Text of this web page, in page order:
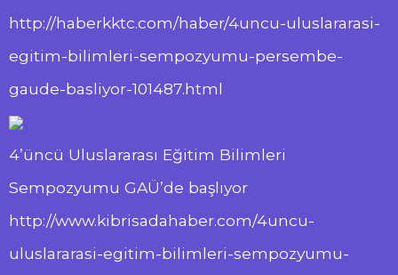
http://haberkktc.com/haber/4uncu-uluslararasi-
egitim-bilimleri-sempozyumu-persembe-
gaude-basliyor-101487.html
4’üncü Uluslararası Eğitim Bilimleri
Sempozyumu GAÜ’de başlıyor
http://www.kibrisadahaber.com/4uncu-
uluslararasi-egitim-bilimleri-sempozyumu-